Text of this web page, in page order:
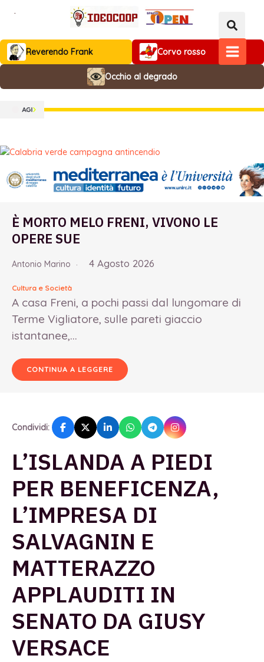
MAIN
Reverendo Frank Corvo rosso
Occhio al degrado
È MORTO MELO FRENI, VIVONO LE
OPERE SUE
Antonio Marino 4 Agosto 2026
Cultura e Società
A casa Freni, a pochi passi dal lungomare di
Terme Vigliatore, sulle pareti giaccio
istantanee,...
CONTINUA A LEGGERE
Condividi:
L’ISLANDA A PIEDI
PER BENEFICENZA,
L’IMPRESA DI
SALVAGNIN E
MATTERAZZO
APPLAUDITI IN
SENATO DA GIUSY
VERSACE